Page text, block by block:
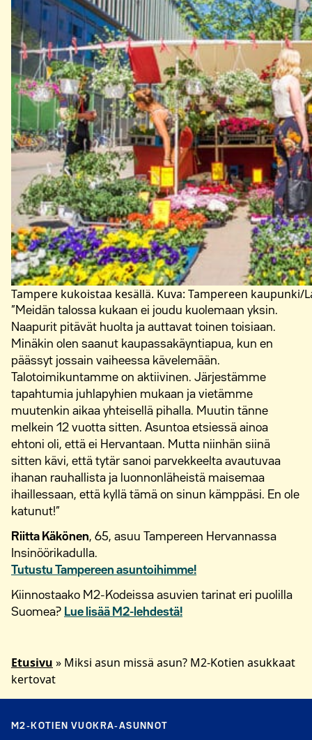
Tampere kukoistaa kesällä. Kuva: Tampereen kaupunki/
”Meidän talossa kukaan ei joudu kuolemaan yksin.
Naapurit pitävät huolta ja auttavat toinen toisiaan.
Minäkin olen saanut kaupassakäyntiapua, kun en
päässyt jossain vaiheessa kävelemään.
Talotoimikuntamme on aktiivinen. Järjestämme
tapahtumia juhlapyhien mukaan ja vietämme
muutenkin aikaa yhteisellä pihalla. Muutin tänne
melkein 12 vuotta sitten. Asuntoa etsiessä ainoa
ehtoni oli, että ei Hervantaan. Mutta niinhän siinä
sitten kävi, että tytär sanoi parvekkeelta avautuvaa
ihanan rauhallista ja luonnonläheistä maisemaa
ihaillessaan, että kyllä tämä on sinun kämppäsi. En ole
katunut!”
Riitta Käkönen, 65, asuu Tampereen Hervannassa
Insinöörikadulla.
Tutustu Tampereen asuntoihimme!
Kiinnostaako M2-Kodeissa asuvien tarinat eri puolilla
Suomea? Lue lisää M2-lehdestä!
Etusivu » Miksi asun missä asun? M2-Kotien asukkaat
kertovat
M2-KOTIEN VUOKRA-ASUNNOT